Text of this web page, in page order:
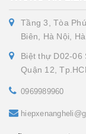
Tầng 3, Tòa
Biên, Hà Nội, Hà
Biệt thự D02-06
Quận 12,
0969989960